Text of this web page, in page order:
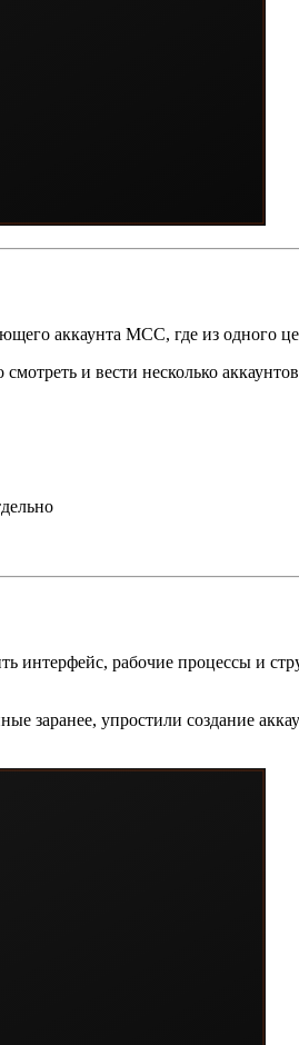
аккаунта MCC, где из одного
и вести несколько
рабочие процессы и
заранее, упростили создание